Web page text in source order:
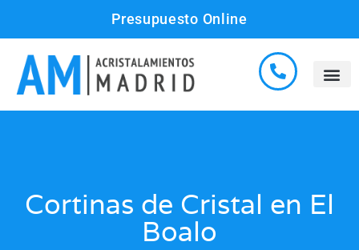
Presupuesto Online
Cortinas de Cristal en El
Boalo